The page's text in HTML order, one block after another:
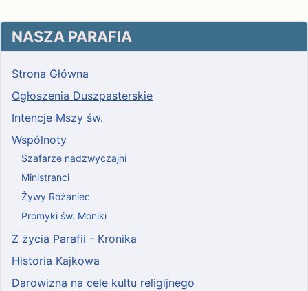
NASZA PARAFIA
Strona Główna
Ogłoszenia Duszpasterskie
Intencje Mszy św.
Wspólnoty
Szafarze nadzwyczajni
Ministranci
Żywy Różaniec
Promyki św. Moniki
Z życia Parafii - Kronika
Historia Kajkowa
Darowizna na cele kultu religijnego